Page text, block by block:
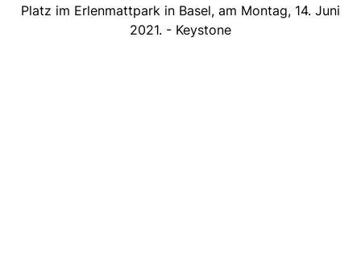
Platz im Erlenmattpark in Basel, am Montag, 14. Juni
2021. - Keystone